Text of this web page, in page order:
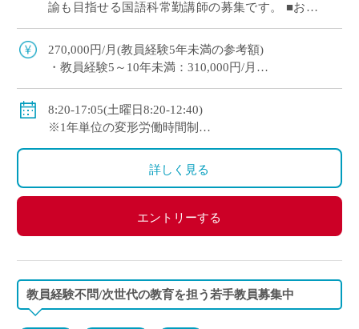
諭も目指せる国語科常勤講師の募集です。 ■おす
迎。教育への意欲を重視した採用です。 平日1
[…]
270,000円/月(教員経験5年未満の参考額)
・教員経験5～10年未満：310,000円/月
◇手当：各種有
◇賞与：有
8:20-17:05(土曜日8:20-12:40)
※1年単位の変形労働時間制
詳しく見る
エントリーする
教員経験不問/次世代の教育を担う若手教員募集中